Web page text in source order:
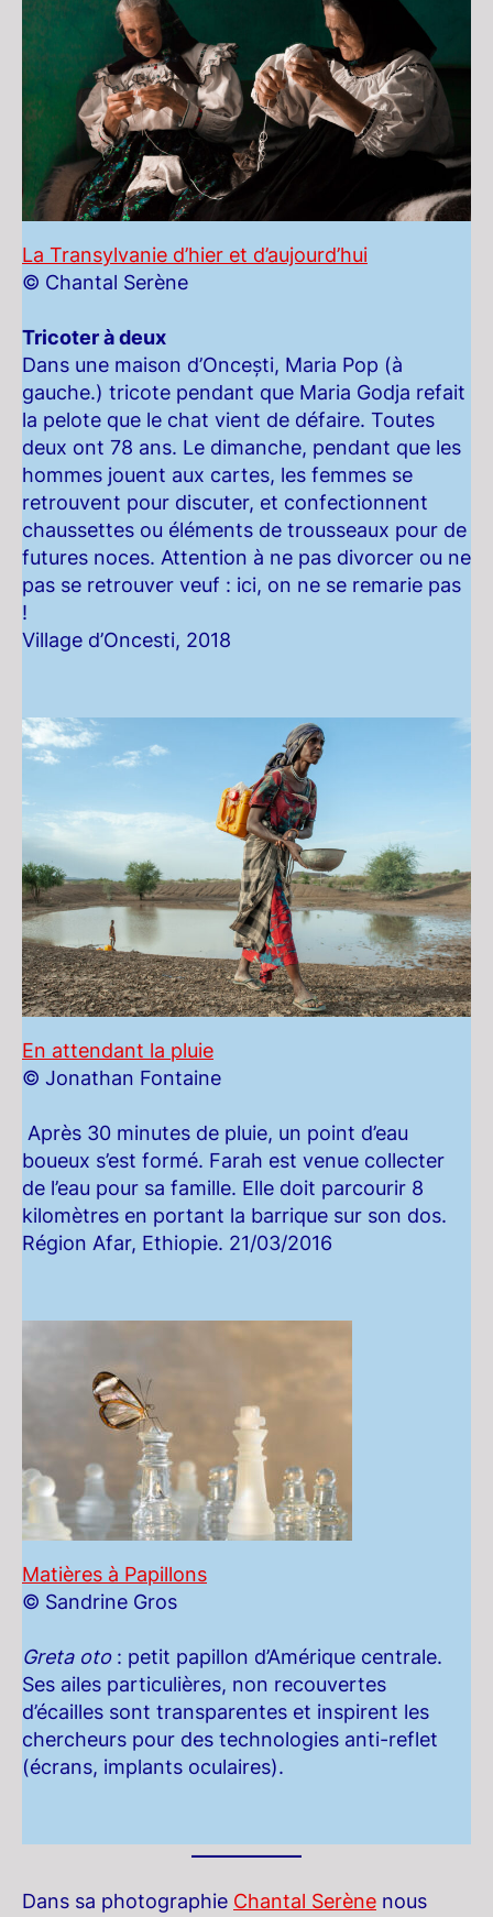
La Transylvanie d’hier et d’aujourd’hui
© Chantal Serène
Tricoter à deux
Dans une maison d’Oncești, Maria Pop (à
gauche.) tricote pendant que Maria Godja refait
la pelote que le chat vient de défaire. Toutes
deux ont 78 ans. Le dimanche, pendant que les
hommes jouent aux cartes, les femmes se
retrouvent pour discuter, et confectionnent
chaussettes ou éléments de trousseaux pour de
futures noces. Attention à ne pas divorcer ou ne
pas se retrouver veuf : ici, on ne se remarie pas
!
Village d’Oncesti, 2018
En attendant la pluie
© Jonathan Fontaine
Après 30 minutes de pluie, un point d’eau
boueux s’est formé. Farah est venue collecter
de l’eau pour sa famille. Elle doit parcourir 8
kilomètres en portant la barrique sur son dos.
Région Afar, Ethiopie. 21/03/2016
Matières à Papillons
© Sandrine Gros
Greta oto : petit papillon d’Amérique centrale.
Ses ailes particulières, non recouvertes
d’écailles sont transparentes et inspirent les
chercheurs pour des technologies anti-reflet
(écrans, implants oculaires).
Dans sa photographie Chantal Serène nous